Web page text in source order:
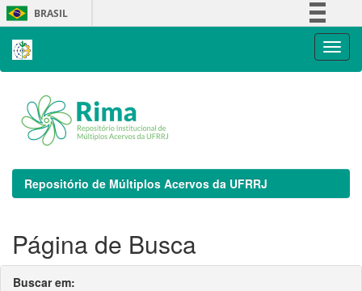
Skip
navigation
BRASIL
Repositório de Múltiplos Acervos da UFRRJ
Página de Busca
Buscar em: